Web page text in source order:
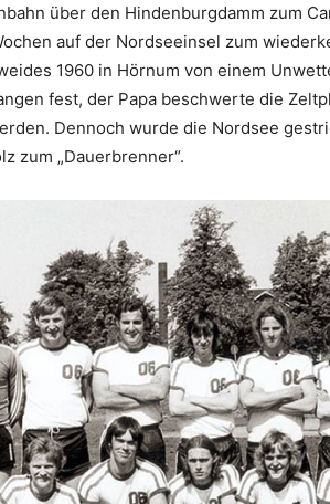
über den Hindenburgdamm zum
auf der Nordseeinsel zum
1960 in Hörnum von einem
fest, der Papa beschwerte die
Dennoch wurde die Nordsee
zum „Dauerbrenner“.